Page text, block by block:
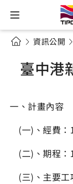
資訊公開
臺中港
一、計畫內容
(一)、經費：
(二)、期程：
(三)、主要工